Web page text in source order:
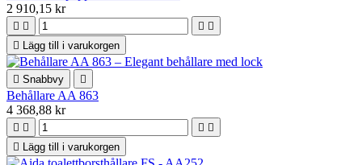
2 910,15 kr
   
 Lägg till i varukorgen
 Snabbvy 
Behållare AA 863
4 368,88 kr
   
 Lägg till i varukorgen